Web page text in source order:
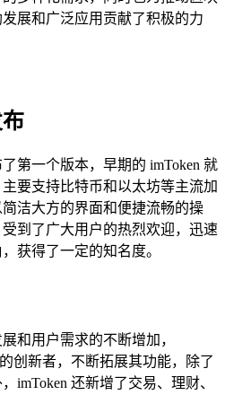
展和广泛应用贡献了积极的力
第一个版本，早期的 imToken 就
要支持比特币和以太坊等主流加
洁大方的界面和便捷流畅的操
到了广大用户的热烈欢迎，迅速
获得了一定的知名度。
和用户需求的不断增加，
创新者，不断拓展其功能，除了
imToken 还新增了交易、理财、